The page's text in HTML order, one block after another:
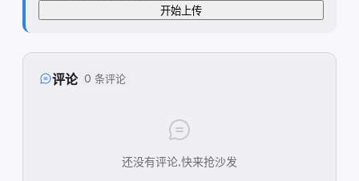
开始上传
评论 0 条评论
还没有评论,快来抢沙发